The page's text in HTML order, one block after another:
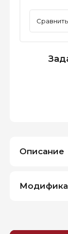
Сравнить
Описание